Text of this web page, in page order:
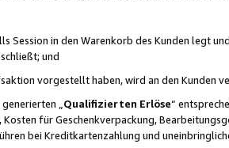
in den Warenkorb des Kunden legt
und
vorgestellt haben, wird an den Kunden
„ Qualifizierten Erlöse“
für Geschenkverpackung,
bei Kreditkartenzahlung und